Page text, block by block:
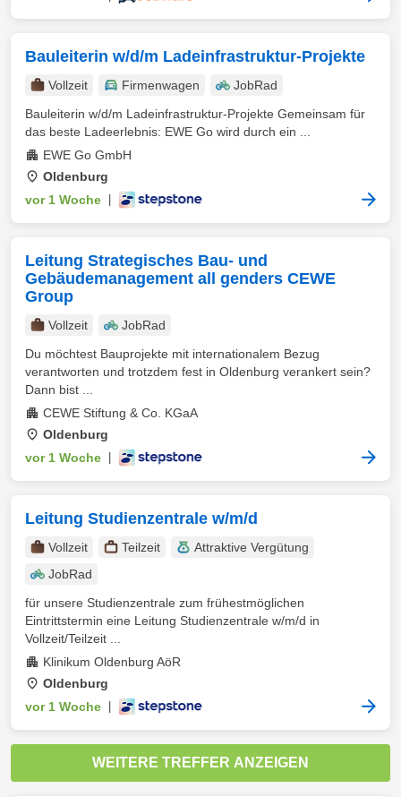
Bauleiterin w/d/m Ladeinfrastruktur-Projekte
Vollzeit Firmenwagen
JobRad
Bauleiterin w/d/m Ladeinfrastruktur-Projekte Gemeinsam für
das beste Ladeerlebnis: EWE Go wird durch ein ...
EWE Go GmbH
Oldenburg
vor 1 Woche
Leitung Strategisches Bau- und
Gebäudemanagement all genders CEWE
Group
Vollzeit
JobRad
Du möchtest Bauprojekte mit internationalem Bezug
verantworten und trotzdem fest in Oldenburg verankert sein?
Dann bist ...
CEWE Stiftung & Co. KGaA
Oldenburg
vor 1 Woche
Leitung Studienzentrale w/m/d
Vollzeit Teilzeit
Attraktive Vergütung
JobRad
für unsere Studienzentrale zum frühestmöglichen
Eintrittstermin eine Leitung Studienzentrale w/m/d in
Vollzeit/Teilzeit ...
Klinikum Oldenburg AöR
Oldenburg
vor 1 Woche
WEITERE TREFFER ANZEIGEN